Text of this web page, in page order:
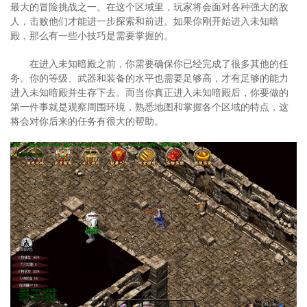
最大的冒险挑战之一。在这个区域里，玩家将会面对各种强大的敌
人，击败他们才能进一步探索和前进。如果你刚开始进入未知暗
殿，那么有一些小技巧是需要掌握的。
在进入未知暗殿之前，你需要确保你已经完成了很多其他的任
务。你的等级、武器和装备的水平也需要足够高，才有足够的能力
进入未知暗殿并生存下去。而当你真正进入未知暗殿后，你要做的
第一件事就是观察周围环境，熟悉地图和掌握各个区域的特点，这
将会对你后来的任务有很大的帮助。